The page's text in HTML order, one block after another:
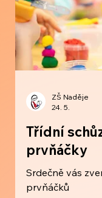
ZŠ Naděje
24. 5.
Třídní
prvňáčky